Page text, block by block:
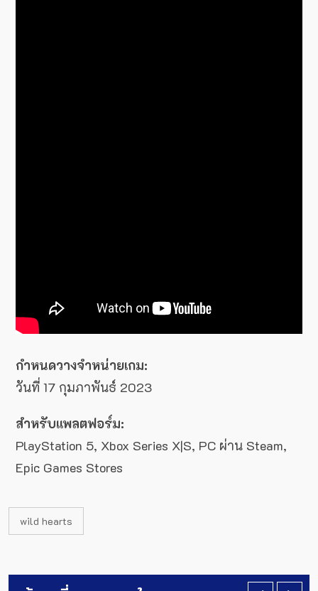
กำหนดวางจำหน่ายเกม:
วันที่ 17 กุมภาพันธ์ 2023
สำหรับแพลตฟอร์ม:
PlayStation 5, Xbox Series X|S, PC ผ่าน Steam,
Epic Games Stores
wild hearts